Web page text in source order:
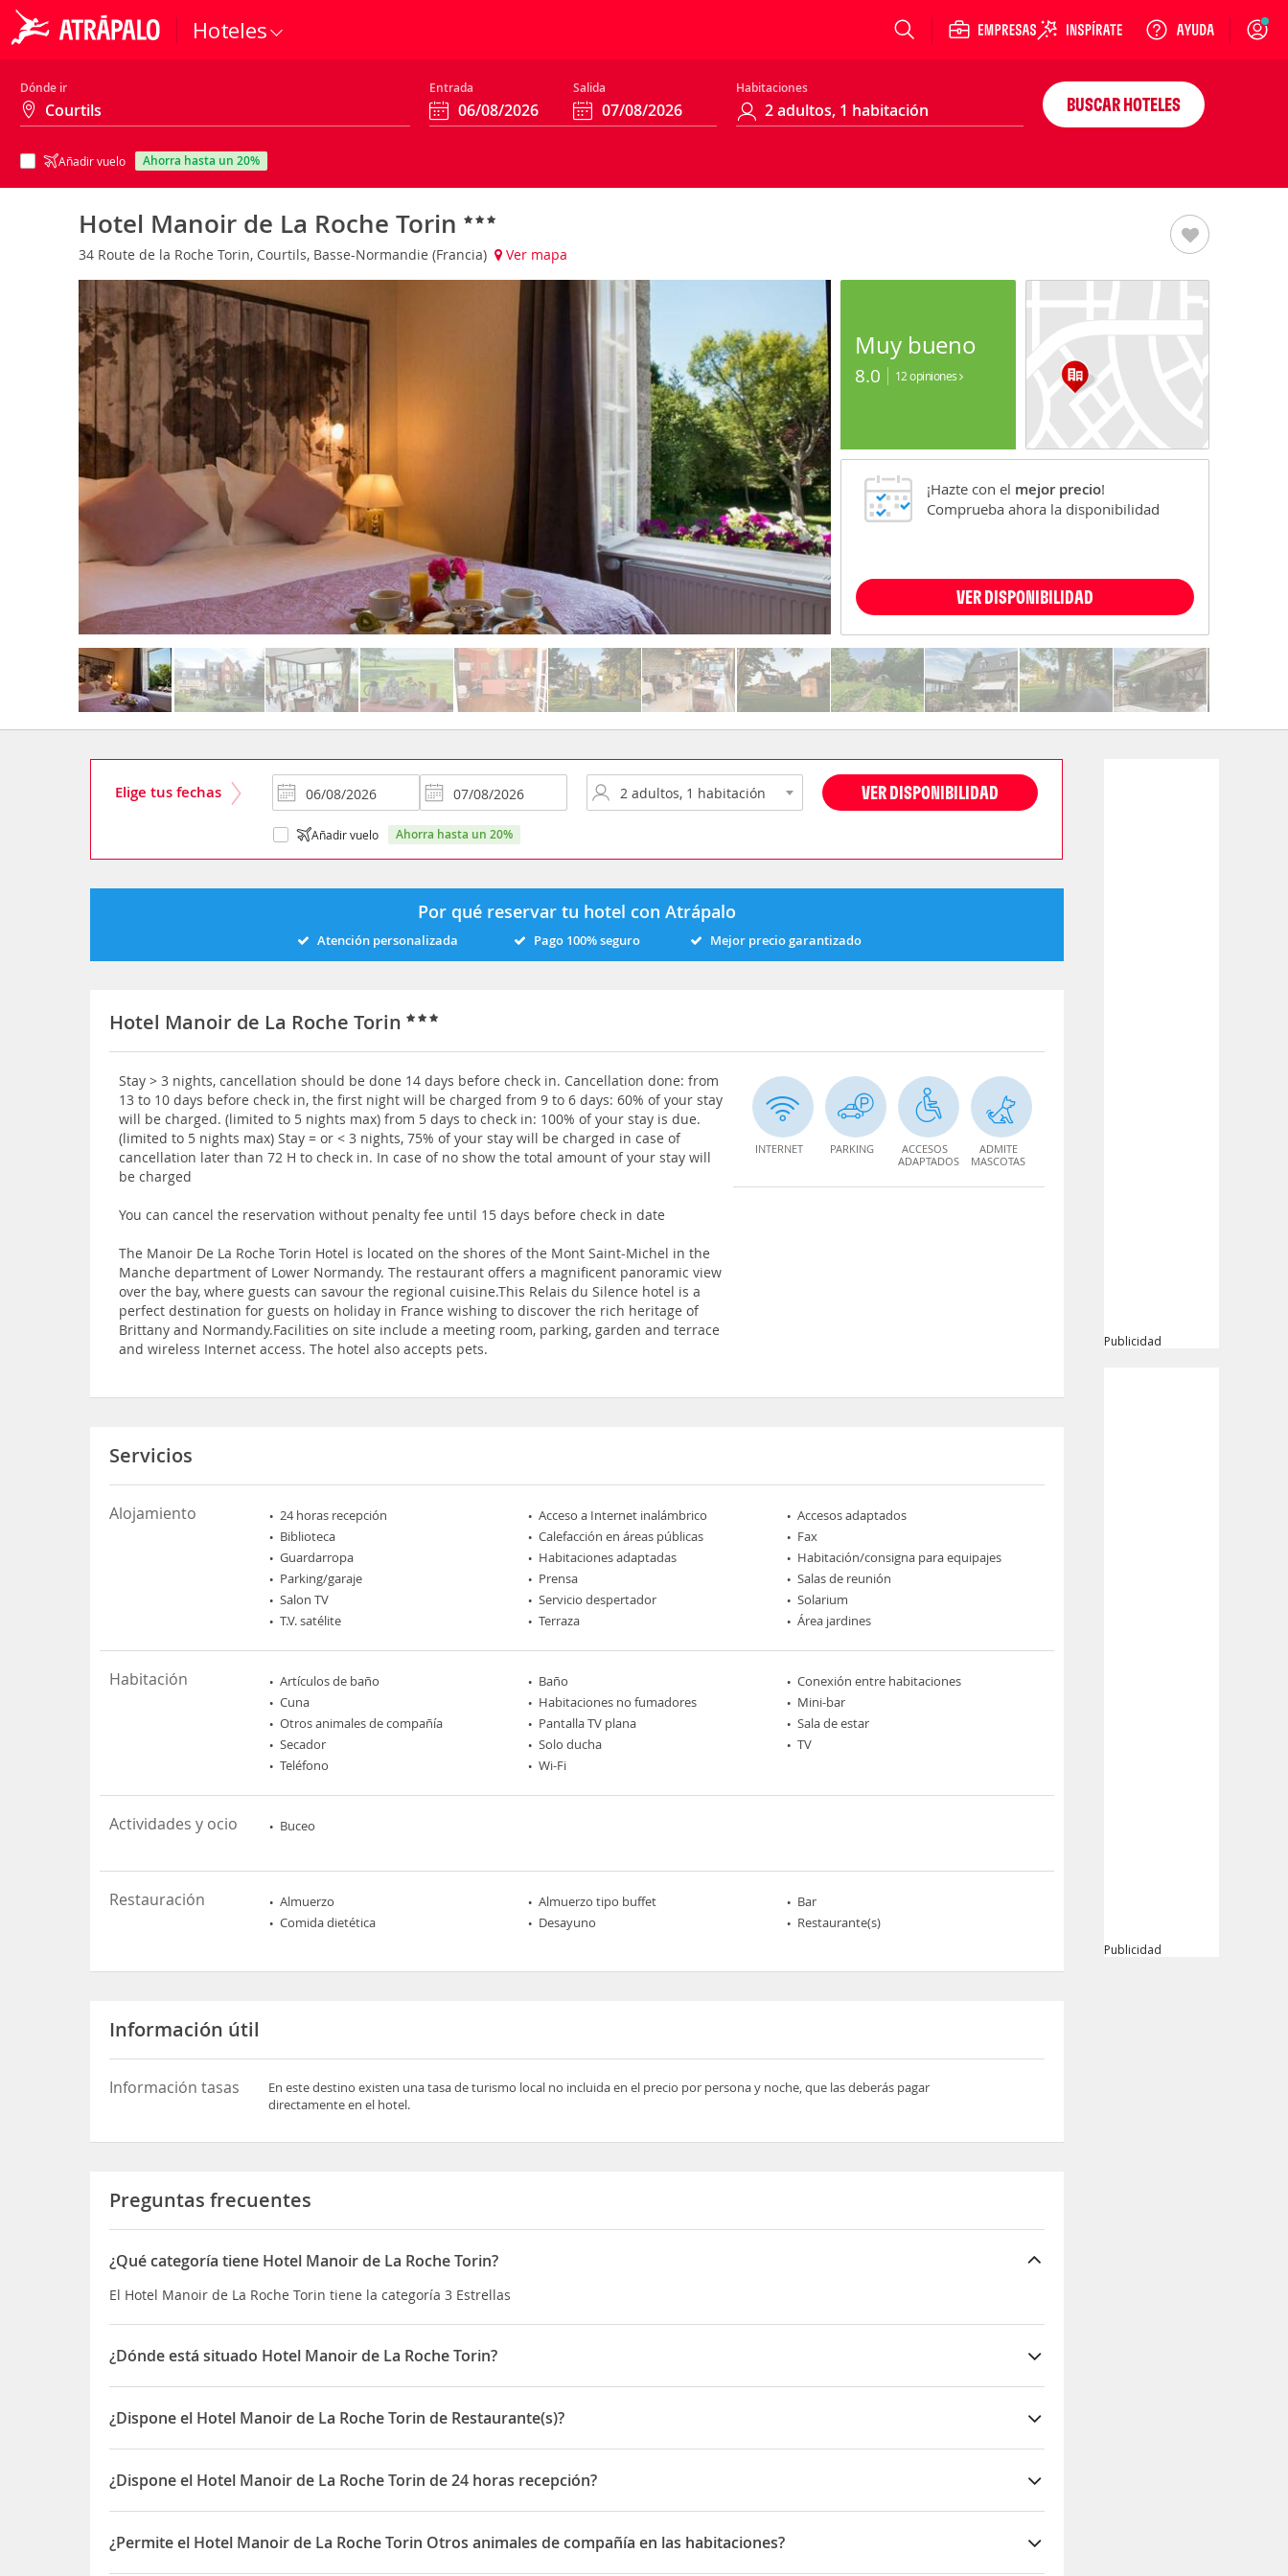
Hoteles Login
Dónde ir Entrada Salida Habitaciones
Añadir vuelo ahorra hasta un 20%
BUSCAR HOTELES
Hotel Manoir de La Roche Torin
34 Route de la Roche Torin, Courtils, Basse-Normandie (Francia) Ver mapa
Muy bueno
8.0 12 opiniones
¡Hazte con el mejor precio!
Comprueba ahora la disponibilidad
VER DISPONIBILIDAD
Elige tus fechas VER DISPONIBILIDAD
Añadir vuelo ahorra hasta un 20%
Por qué reservar tu hotel con Atrápalo
Atención personalizada Pago 100% seguro Mejor precio garantizado
Hotel Manoir de La Roche Torin
Stay > 3 nights, cancellation should be done 14 days before check in. Cancellation done: from
13 to 10 days before check in, the first night will be charged from 9 to 6 days: 60% of your stay
will be charged. (limited to 5 nights max) from 5 days to check in: 100% of your stay is due.
(limited to 5 nights max) Stay = or < 3 nights, 75% of your stay will be charged in case of
cancellation later than 72 H to check in. In case of no show the total amount of your stay will
be charged
You can cancel the reservation without penalty fee until 15 days before check in date
The Manoir De La Roche Torin Hotel is located on the shores of the Mont Saint-Michel in the
Manche department of Lower Normandy. The restaurant offers a magnificent panoramic view
over the bay, where guests can savour the regional cuisine.This Relais du Silence hotel is a
perfect destination for guests on holiday in France wishing to discover the rich heritage of
Brittany and Normandy.Facilities on site include a meeting room, parking, garden and terrace
and wireless Internet access. The hotel also accepts pets.
INTERNET PARKING
ACCESOS
ADAPTADOS
ADMITE
MASCOTAS
Servicios
Alojamiento 24 horas recepción Acceso a Internet inalámbrico
Accesos adaptados
Biblioteca
Calefacción en áreas públicas
Fax
Guardarropa
Habitaciones adaptadas
Habitación/consigna para equipajes
Parking/garaje
Prensa
Salas de reunión
Salon TV
Servicio despertador
Solarium
T.V. satélite
Terraza Área jardines
Habitación Artículos de baño Baño
Conexión entre habitaciones
Cuna
Habitaciones no fumadores
Mini-bar
Otros animales de compañía
Pantalla TV plana
Sala de estar
Secador
Solo ducha
TV
Teléfono
Wi-Fi
Actividades y ocio Buceo
Restauración Almuerzo Almuerzo tipo buffet
Bar
Comida dietética
Desayuno Restaurante(s)
Información útil
Información tasas
En este destino existen una tasa de turismo local no incluida en el precio por persona y noche, que las deberás pagar
directamente en el hotel.
Preguntas frecuentes
¿Qué categoría tiene Hotel Manoir de La Roche Torin?
El Hotel Manoir de La Roche Torin tiene la categoría 3 Estrellas
¿Dónde está situado Hotel Manoir de La Roche Torin?
El Hotel Manoir de La Roche Torin está situado en 34 Route de la Roche Torin
¿Dispone el Hotel Manoir de La Roche Torin de Restaurante(s)?
Sí, el Hotel Manoir de La Roche Torin dispone de Restaurante(s)
¿Dispone el Hotel Manoir de La Roche Torin de 24 horas recepción?
Sí, el Hotel Manoir de La Roche Torin dispone de 24 horas recepción
¿Permite el Hotel Manoir de La Roche Torin Otros animales de compañía en las habitaciones?
Publicidad
Publicidad